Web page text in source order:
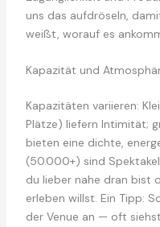
uns das aufdröseln,
weißt, worauf es
Kapazität und
Kapazitäten variieren:
Plätze) liefern Intimität;
bieten eine dichte,
(50.000+) sind
du lieber nahe dran bist
erleben willst. Ein Tipp:
der Venue an — oft